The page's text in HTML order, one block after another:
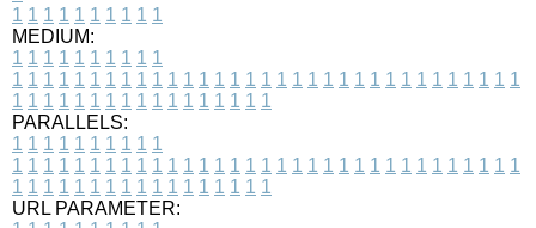
1 1 1 1 1 1 1 1 1 1
MEDIUM:
1 1 1 1 1 1 1 1 1 1
1 1 1 1 1 1 1 1 1 1 1 1 1 1 1 1 1 1 1 1 1 1 1 1 1 1 1 1 1 1 1 1 1
1 1 1 1 1 1 1 1 1 1 1 1 1 1 1 1 1
PARALLELS:
1 1 1 1 1 1 1 1 1 1
1 1 1 1 1 1 1 1 1 1 1 1 1 1 1 1 1 1 1 1 1 1 1 1 1 1 1 1 1 1 1 1 1
1 1 1 1 1 1 1 1 1 1 1 1 1 1 1 1 1
URL PARAMETER: